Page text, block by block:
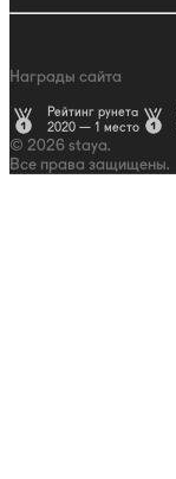
Награды сайта
Рейтинг рунета
2020 — 1 место
© 2026 staya.
Все права защищены.